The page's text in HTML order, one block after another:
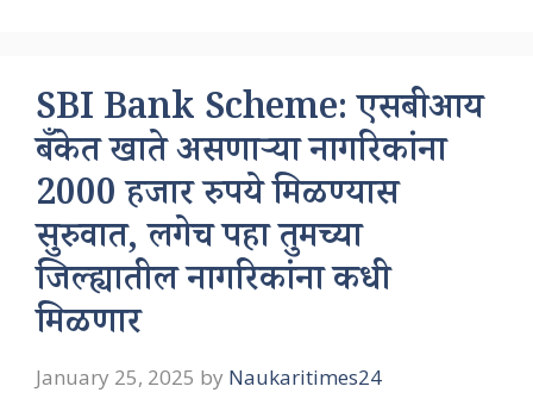
SBI Bank Scheme: एसबीआय
बँकेत खाते असणाऱ्या नागरिकांना
2000 हजार रुपये मिळण्यास
सुरुवात, लगेच पहा तुमच्या
जिल्ह्यातील नागरिकांना कधी
मिळणार
January 25, 2025 by Naukaritimes24